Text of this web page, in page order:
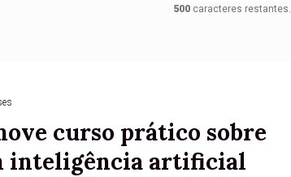
500 caracteres restantes.
curso prático sobre
inteligência artificial